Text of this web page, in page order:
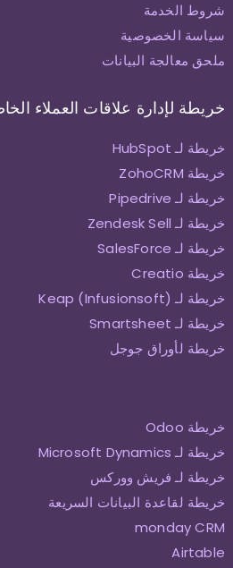
شروط الخدمة
سياسة الخصوصية
ملحق معالجة البيانات
خريطة لإدارة علاقات العملاء
خريطة لـ HubSpot
خريطة ZohoCRM
خريطة لـ Pipedrive
خريطة لـ Zendesk Sell
خريطة لـ SalesForce
خريطة Creatio
خريطة لـ Keap (Infusionsoft)
خريطة لـ Smartsheet
خريطة لأوراق جوجل
خريطة Odoo
خريطة لـ Microsoft Dynamics
خريطة لـ فريش ووركس
خريطة لقاعدة البيانات السريعة
monday CRM
Airtable